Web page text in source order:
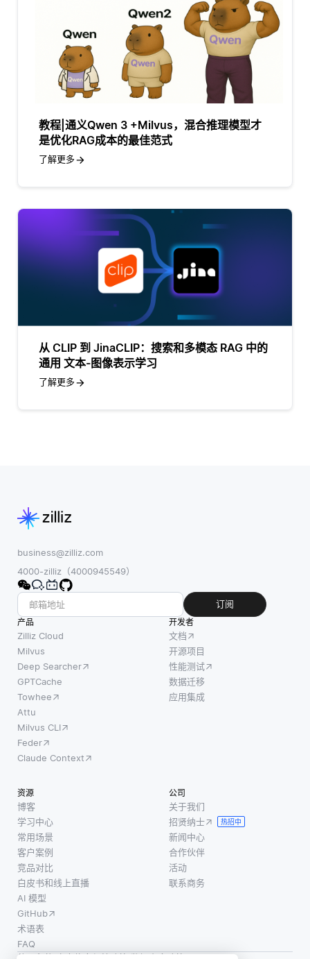
教程|通义Qwen 3 +Milvus，混合推理模型才
是优化RAG成本的最佳范式
了解更多
从 CLIP 到 JinaCLIP：搜索和多模态 RAG 中的
通用 文本-图像表示学习
了解更多
business@zilliz.com
4000-zilliz（4000945549）
订阅
产品
Zilliz Cloud
Milvus
Deep Searcher
GPTCache
Towhee
Attu
Milvus CLI
Feder
Claude Context
开发者
文档
开源项目
性能测试
数据迁移
应用集成
资源
博客
学习中心
常用场景
客户案例
竞品对比
白皮书和线上直播
AI 模型
GitHub
术语表
FAQ
公司
关于我们
招贤纳士
热招中
新闻中心
合作伙伴
活动
联系商务